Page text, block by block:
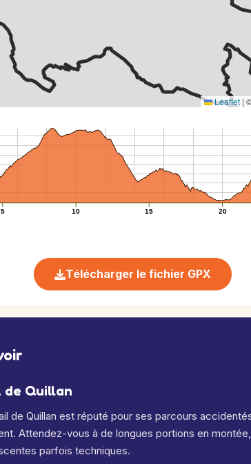
Leaflet |
5 10 15 20
Télécharger le fichier GPX
Quillan
de Quillan est réputé pour ses parcours
Attendez-vous à de longues portions en
parfois techniques.